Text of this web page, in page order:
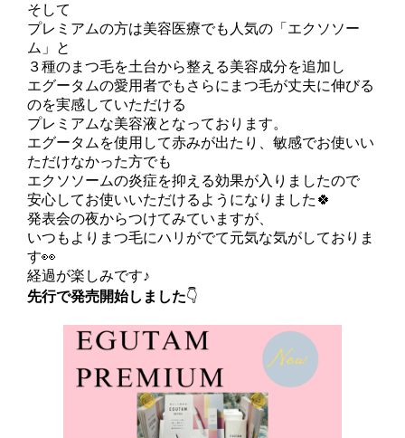
そして
プレミアムの方は美容医療でも人気の「エクソソー
ム」と
３種のまつ毛を土台から整える美容成分を追加し
エグータムの愛用者でもさらにまつ毛が丈夫に伸びる
のを実感していただける
プレミアムな美容液となっております。
エグータムを使用して赤みが出たり、敏感でお使いい
ただけなかった方でも
エクソソームの炎症を抑える効果が入りましたので
安心してお使いいただけるようになりました🍀
発表会の夜からつけてみていますが、
いつもよりまつ毛にハリがでて元気な気がしておりま
す👀
経過が楽しみです♪
先行で発売開始しました👇